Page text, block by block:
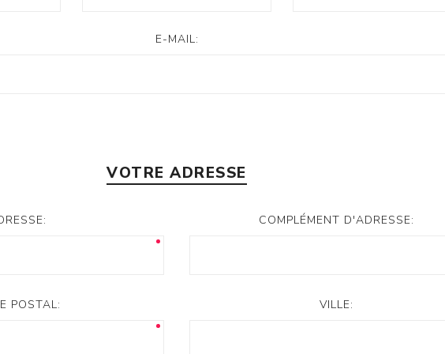
E-MAIL:
VOTRE ADRESSE
COMPLÉMENT D'ADRESSE:
POSTAL: VILLE: